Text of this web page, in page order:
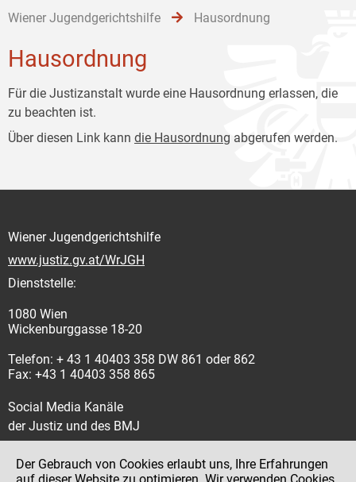
Wiener Jugendgerichtshilfe Hausordnung
Hausordnung
Für die Justizanstalt wurde eine Hausordnung erlassen, die
zu beachten ist.
Über diesen Link kann die Hausordnung abgerufen werden.
Wiener Jugendgerichtshilfe
www.justiz.gv.at/WrJGH
Dienststelle:
1080 Wien
Wickenburggasse 18-20
Telefon: + 43 1 40403 358 DW 861 oder 862
Fax: +43 1 40403 358 865
Social Media Kanäle
der Justiz und des BMJ
Der Gebrauch von Cookies erlaubt uns, Ihre Erfahrungen